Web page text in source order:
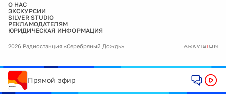
О НАС
ЭКСКУРСИИ
SILVER STUDIO
РЕКЛАМОДАТЕЛЯМ
ЮРИДИЧЕСКАЯ ИНФОРМАЦИЯ
2026 Радиостанция «Серебряный Дождь»
Прямой эфир